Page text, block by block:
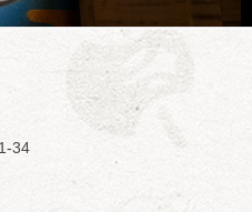
水）
夕べ vol.20 ～ホンモノ
ーす！～
雀 ／桂米左～仲入～旭堂
分（6時開場）全席指定
3,500円
34